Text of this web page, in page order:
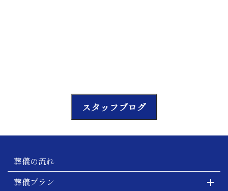
スタッフブログ
葬儀の流れ
葬儀プラン